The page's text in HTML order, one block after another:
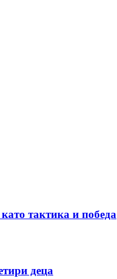
тактика и победа
деца